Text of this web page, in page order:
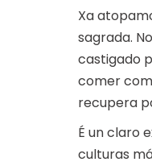
Xa
sagrada.
castigado
comer
recupera
É un claro
culturas